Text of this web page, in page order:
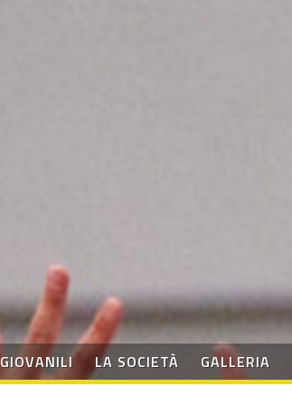
GIOVANILI LA SOCIETÀ GALLERIA